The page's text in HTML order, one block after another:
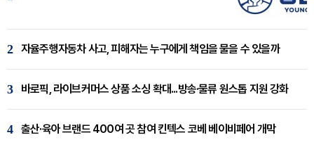
2 자율주행자동차 사고, 피해자는 누구에게 책임을 물을 수 있을까
3 바로픽, 라이브커머스 상품 소싱 확대...방송·물류 원스톱 지원 강화
4 출산·육아 브랜드 400여 곳 참여 킨텍스 코베 베이비페어 개막